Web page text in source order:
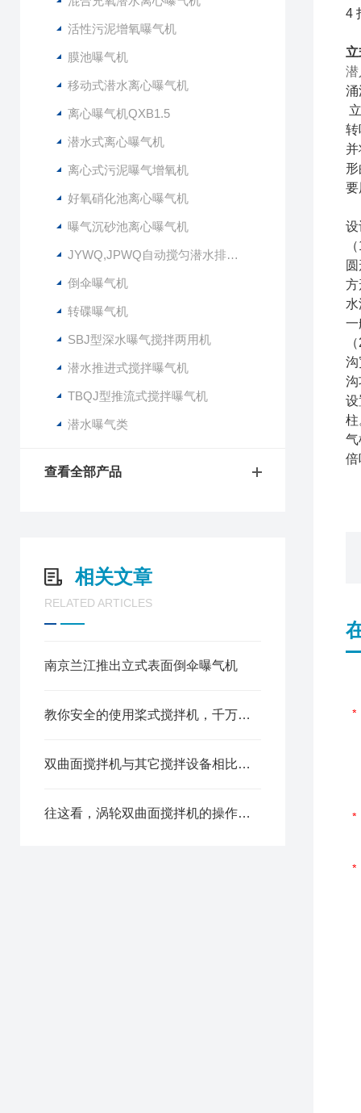
活性污泥增氧曝气机
膜池曝气机
移动式潜水离心曝气机
离心曝气机QXB1.5
潜水式离心曝气机
离心式污泥曝气增氧机
好氧硝化池离心曝气机
曝气沉砂池离心曝气机
JYWQ,JPWQ自动搅匀潜水排污泵
倒伞曝气机
转碟曝气机
SBJ型深水曝气搅拌两用机
潜水推进式搅拌曝气机
TBQJ型推流式搅拌曝气机
潜水曝气类
查看全部产品
相关文章
RELATED ARTICLES
南京兰江推出立式表面倒伞曝气机
教你安全的使用桨式搅拌机，千万不要错过
双曲面搅拌机与其它搅拌设备相比，优势在哪里？
往这看，涡轮双曲面搅拌机的操作注意事项
4
潜
涌
转
并
形
要
设
方
一
沟
沟
设
柱
气
倍